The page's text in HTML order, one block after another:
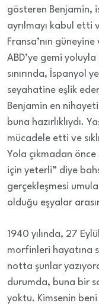
gösteren Benjamin,
ayrılmayı kabul etti
Fransa’nın
ABD’ye gemi
sınırında, İspanyol
seyahatine eşlik
Benjamin en
buna hazırlıklıydı.
mücadele etti ve
Yola çıkmadan
için yeterli” diye
gerçekleşmesi
olduğu eşyalar
1 940 yılında, 27
morfinleri hayatına
notta şunlar
durumda, buna bir
yoktu. Kimsenin beni